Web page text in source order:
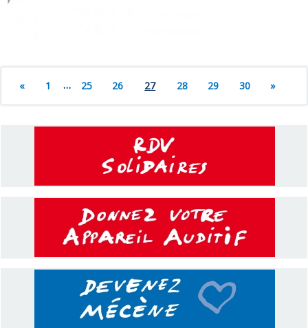
« 1 … 25 26 27 28 29 30 »